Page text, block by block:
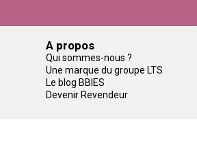
A propos
Qui sommes-nous ?
Une marque du groupe LTS
Le blog BBIES
Devenir Revendeur